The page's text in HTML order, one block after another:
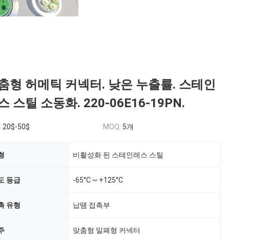
형 허메틱 커넥터. 낮은 누출률. 스테인
스틸 소동화. 220-06E16-19PN.
20$-50$ MOQ: 5개
비활성화 된 스테인레스 스틸
등급 -65°C ~ +125°C
유형 납땜 접촉부
맞춤형 밀폐형 커넥터